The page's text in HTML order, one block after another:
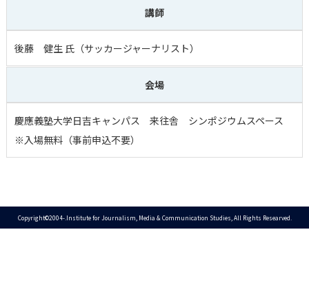
講師
後藤 健生 氏（サッカージャーナリスト）
会場
慶應義塾大学日吉キャンパス 来往舎 シンポジウムスペース
※入場無料（事前申込不要）
Copyright©2004-.Institute for Journalism, Media & Communication Studies, All Rights Researved.